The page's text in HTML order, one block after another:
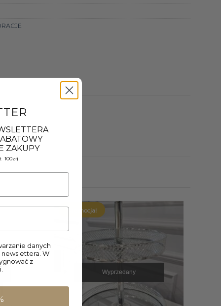
Promocja!
Wyprzedany
ZAKUPY
100zł)
danych
newslettera. W
z